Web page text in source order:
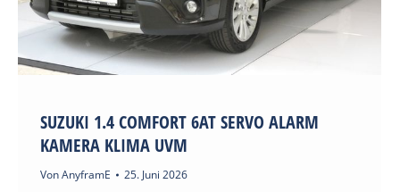
SUZUKI 1.4 COMFORT 6AT SERVO ALARM
KAMERA KLIMA UVM
VonAnyframE 25. Juni 2026